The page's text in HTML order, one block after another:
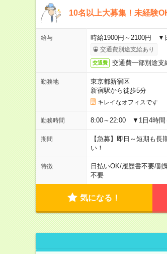
10名以上大募集！未経験
給与 時給1900円～2100円 ▼
交通費別途支給あり
交通費 交通費一部別途
勤務地
東京都新宿区
新宿駅から徒歩5分
キレイなオフィスです
勤務時間 8:00～22:00 ▼1日4時間
期間
【急募】即日～短期も
い！
特徴 日払いOK/履歴書不要/副
不要
気になる！